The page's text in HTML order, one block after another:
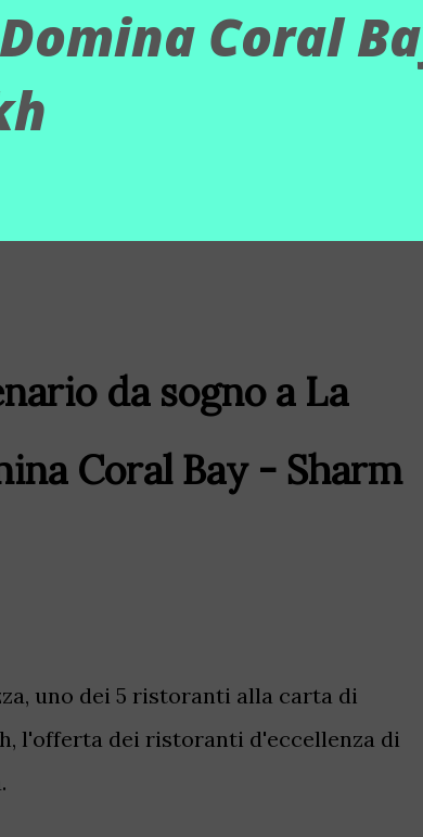
Coral
da sogno a La
Coral Bay - Sharm
uno dei 5 ristoranti alla carta di
l'offerta dei ristoranti d'eccellenza di